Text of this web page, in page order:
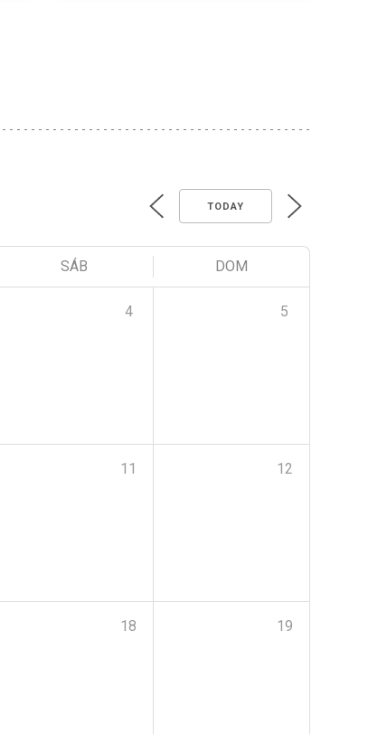
TODAY
SÁB DOM
4 5
11 12
18 19